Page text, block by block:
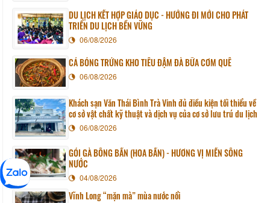
DU LỊCH KẾT HỢP GIÁO DỤC - HƯỚNG ĐI MỚI CHO PHÁT
TRIỂN DU LỊCH BỀN VỮNG
06/08/2026
CÁ BÓNG TRỨNG KHO TIÊU ĐẬM ĐÀ BỮA CƠM QUÊ
06/08/2026
Khách sạn Văn Thái Bình Trà Vinh đủ điều kiện tối thiểu về
cơ sở vật chất kỹ thuật và dịch vụ của cơ sở lưu trú du lịch
06/08/2026
GỎI GÀ BÔNG BẦN (HOA BẦN) - HƯƠNG VỊ MIỀN SÔNG
NƯỚC
04/08/2026
Vĩnh Long “mặn mà” mùa nước nổi